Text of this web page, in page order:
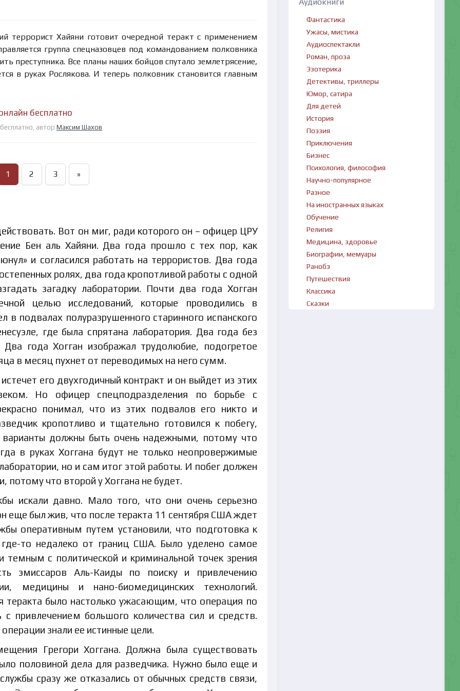
террорист Хайяни готовит очередной теракт с применением
группа спецназовцев под командованием полковника
преступника. Все планы наших бойцов спутало землетрясение,
в руках Рослякова. И теперь полковник становится главным
бесплатно
автор Максим Шахов
1 2 3 »
Вот он миг, ради которого он – офицер ЦРУ
Бен аль Хайяни. Два года прошло с тех пор, как
и согласился работать на террористов. Два года
ролях, два года кропотливой работы с одной
загадку лаборатории. Почти два года Хогган
целью исследований, которые проводились в
в подвалах полуразрушенного старинного испанского
где была спрятана лаборатория. Два года без
года Хогган изображал трудолюбие, подогретое
в месяц пухнет от переводимых на него сумм.
его двухгодичный контракт и он выйдет из этих
Но офицер спецподразделения по борьбе с
понимал, что из этих подвалов его никто и
кропотливо и тщательно готовился к побегу,
варианты должны быть очень надежными, потому что
в руках Хоггана будут не только неопровержимые
но и сам итог этой работы. И побег должен
что второй у Хоггана не будет.
искали давно. Мало того, что они очень серьезно
еще был жив, что после теракта 11 сентября США ждет
оперативным путем установили, что подготовка к
то недалеко от границ США. Было уделено самое
с политической и криминальной точек зрения
эмиссаров Аль-Каиды по поиску и привлечению
медицины и нано-биомедицинских технологий.
теракта было настолько ужасающим, что операция по
привлечением большого количества сил и средств.
знали ее истинные цели.
Грегори Хоггана. Должна была существовать
половиной дела для разведчика. Нужно было еще и
сразу же отказались от обычных средств связи,
Фантастика
Ужасы, мистика
Аудиоспектакли
Роман, проза
Эзотерика
Детективы, триллеры
Юмор, сатира
Для детей
История
Поэзия
Приключения
Бизнес
Психология, философия
Научно-популярное
Разное
На иностранных языках
Обучение
Религия
Медицина, здоровье
Биографии, мемуары
Ранобэ
Путешествия
Классика
Сказки